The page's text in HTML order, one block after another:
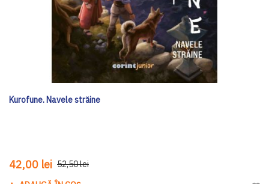
Kurofune. Navele străine
42,00 lei 52,50 lei